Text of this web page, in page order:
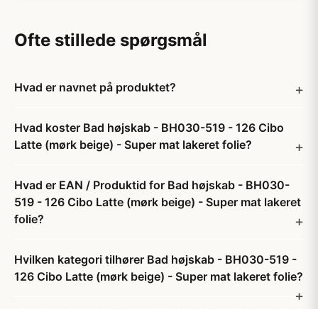
Ofte stillede spørgsmål
Hvad er navnet på produktet?
Hvad koster Bad højskab - BH030-519 - 126 Cibo
Latte (mørk beige) - Super mat lakeret folie?
Hvad er EAN / Produktid for Bad højskab - BH030-
519 - 126 Cibo Latte (mørk beige) - Super mat lakeret
folie?
Hvilken kategori tilhører Bad højskab - BH030-519 -
126 Cibo Latte (mørk beige) - Super mat lakeret folie?